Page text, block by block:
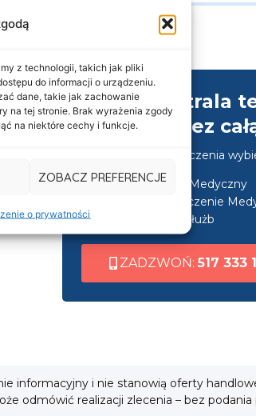
z technologii, takich jak pliki
do informacji o urządzeniu.
dane, takie jak zachowanie
na tej stronie. Brak wyrażenia zgody
na niektóre cechy i funkcje.
ZOBACZ PREFERENCJE
o prywatności
Nasza centrala
czynna przez
Po nawiązaniu połączenia
wew. 1 ➜ Transport Medyczny
wew. 2 ➜ Zabezpieczenie
wew. 3 ➜ Obsługa służb
ZADZWOŃ:517 333
informacyjny i nie stanowią oferty
odmówić realizacji zlecenia – bez podania